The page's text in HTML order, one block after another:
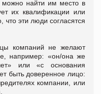
можно найти им место в
их квалификации или
что эти люди согласятся
компаний не желают
например: «он/она же
или «с основания
быть доверенное лицо:
компании, или